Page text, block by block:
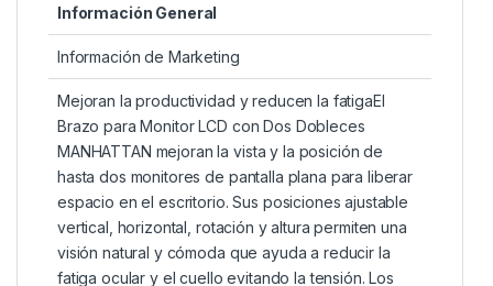
Información General
Información de Marketing
Mejoran la productividad y reducen la fatigaEl
Brazo para Monitor LCD con Dos Dobleces
MANHATTAN mejoran la vista y la posición de
hasta dos monitores de pantalla plana para liberar
espacio en el escritorio. Sus posiciones ajustable
vertical, horizontal, rotación y altura permiten una
visión natural y cómoda que ayuda a reducir la
fatiga ocular y el cuello evitando la tensión. Los